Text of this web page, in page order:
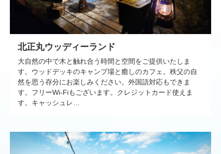
北正丸ウッディーランド
大自然の中で木と触れ合う時間と空間をご提供いたしま
す。ウッドデッキのキャンプ場と癒しのカフェ。秩父の自
然を思う存分にお楽しみください。外国語対応もできま
す。フリーWi-Fiもございます。クレジットカード使えま
す。キャッシュレ…